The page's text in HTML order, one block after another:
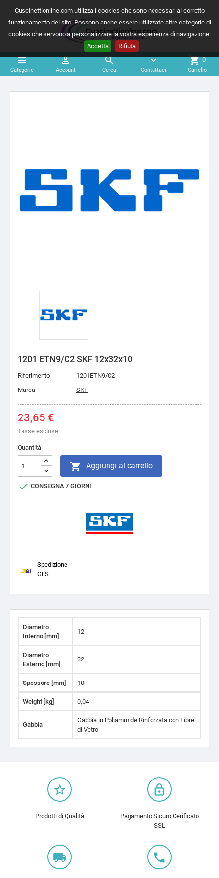
Cuscinettionline.com utilizza i cookies che sono necessari al corretto
funzionamento del sito. Possono anche essere utilizzate altre categorie di
cookies che servono a personalizzare la vostra esperienza di navigazione.
Accetta
Rifiuta

Categorie

Account

Cerca
expand_more
Contattaci
shopping_cart 0
Carrello
1201 ETN9/C2 SKF 12x32x10
Riferimento
1201ETN9/C2
Marca
SKF
23,65 €
Tasse escluse
Quantità
 Aggiungi al carrello
 CONSEGNA 7 GIORNI
Spedizione
GLS
Diametro
Interno [mm]
12
Diametro
Esterno [mm]
32
Spessore [mm] 10
Weight [kg] 0,04
Gabbia
Gabbia in Poliammide Rinforzata con Fibre
di Vetro
star_border
Prodotti di Qualità
lock_outline
Pagamento Sicuro Cerificato
SSL
local_shipping local_phone